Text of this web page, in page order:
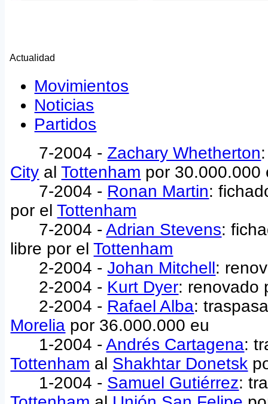
Actualidad
Movimientos
Noticias
Partidos
7-2004 -Zachary Whetherton
City alTottenham por 30.000.000
7-2004 - Ronan Martin:
por elTottenham
7-2004 -Adrian Stevens:
libre por elTottenham
2-2004 -Johan Mitchell:
2-2004 - Kurt Dyer: renovado
2-2004 - Rafael Alba:
Morelia por 36.000.000 eu
1-2004 -Andrés Cartagena:
Tottenham al Shakhtar Donetsk
1-2004 - Samuel Gutiérrez: